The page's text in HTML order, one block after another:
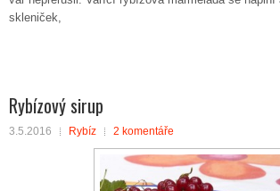
skleniček,
Rybízový sirup
3.5.2016 Rybíz 2 komentáře